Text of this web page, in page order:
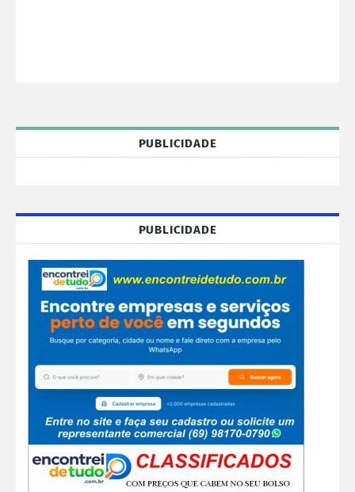
PUBLICIDADE
PUBLICIDADE